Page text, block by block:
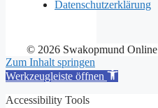
Datenschutzerklärung
© 2026 Swakopmund Online
Zum Inhalt springen
Werkzeugleiste öffnen
Accessibility Tools